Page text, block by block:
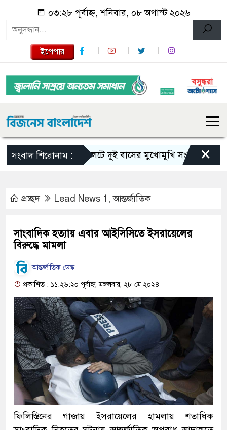
০৩:২৮ পূর্বাহ্ন, শনিবার, ০৮ অগাস্ট ২০২৬
ইপেপার
সংবাদ শিরোনাম :সিলেটে দুই বাসের মুখোমুখি সংঘর্ষে নিহত বেড়ে ৯
×
প্রচ্ছদ Lead News 1 ,আন্তর্জাতিক
সাংবাদিক হত্যায় এবার আইসিসিতে ইসরায়েলের
বিরুদ্ধে মামলা
আন্তর্জাতিক ডেস্ক
প্রকাশিত : ১১:২৬:২০ পূর্বাহ্ন, মঙ্গলবার, ২৮ মে ২০২৪
ফিলিস্তিনের গাজায় ইসরায়েলের হামলায় শতাধিক